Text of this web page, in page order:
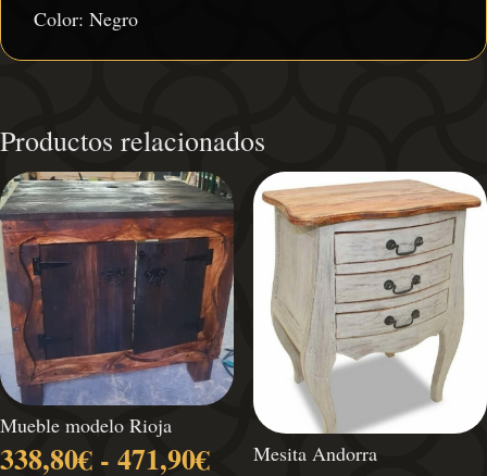
Color: Negro
Productos relacionados
Mueble modelo Rioja
338,80€ - 471,90€RangoMesita Andorra